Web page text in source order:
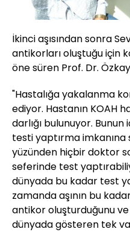
İkinci aşısından sonra
antikorları oluştuğu için
öne süren Prof. Dr.
"Hastalığa yakalanma
ediyor. Hastanın KOAH
darlığı bulunuyor.
testi yaptırma imkanına
yüzünden hiçbir doktor
seferinde test
dünyada bu kadar test
zamanda aşının bu
antikor oluşturduğunu
dünyada gösteren tek